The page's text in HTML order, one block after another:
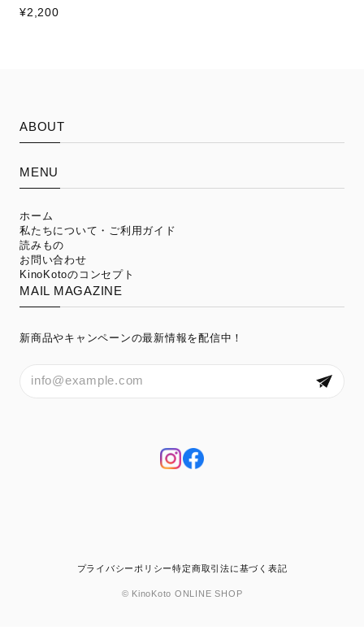
¥2,200
ABOUT
MENU
ホーム
私たちについて・ご利用ガイド
読みもの
お問い合わせ
KinoKotoのコンセプト
MAIL MAGAZINE
新商品やキャンペーンの最新情報を配信中！
プライバシーポリシー特定商取引法に基づく表記
© KinoKoto ONLINE SHOP